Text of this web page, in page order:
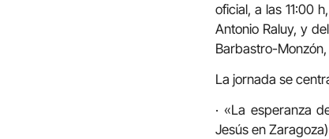
oficial, a las 11:00
Antonio Raluy, y
Barbastro-
La jornada se
· «La esperanza
Jesús en